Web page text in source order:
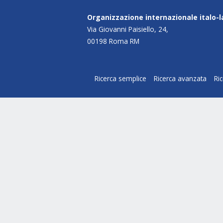
Organizzazione internazionale italo-
Via Giovanni Paisiello, 24,
00198 Roma RM
Ricerca semplice Ricerca avanzata